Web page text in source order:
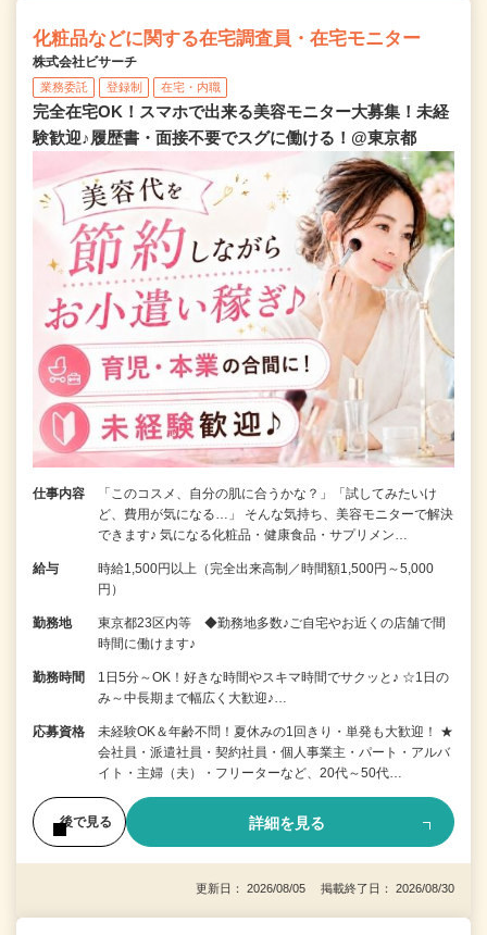
化粧品などに関する在宅調査員・在宅モニター
株式会社ビサーチ
業務委託 登録制 在宅・内職
完全在宅OK！スマホで出来る美容モニター大募集！未経
験歓迎♪履歴書・面接不要でスグに働ける！@東京都
仕事内容
「このコスメ、自分の肌に合うかな？」「試してみたいけ
ど、費用が気になる…」 そんな気持ち、美容モニターで解決
できます♪ 気になる化粧品・健康食品・サプリメン…
給与
時給1,500円以上（完全出来高制／時間額1,500円～5,000
円）
勤務地
東京都23区内等 ◆勤務地多数♪ご自宅やお近くの店舗で間
時間に働けます♪
勤務時間
1日5分～OK！好きな時間やスキマ時間でサクッと♪ ☆1日の
み～中長期まで幅広く大歓迎♪…
応募資格
未経験OK＆年齢不問！夏休みの1回きり・単発も大歓迎！ ★
会社員・派遣社員・契約社員・個人事業主・パート・アルバ
イト・主婦（夫）・フリーターなど、20代～50代…
後で見る 詳細を見る
更新日： 2026/08/05 掲載終了日： 2026/08/30